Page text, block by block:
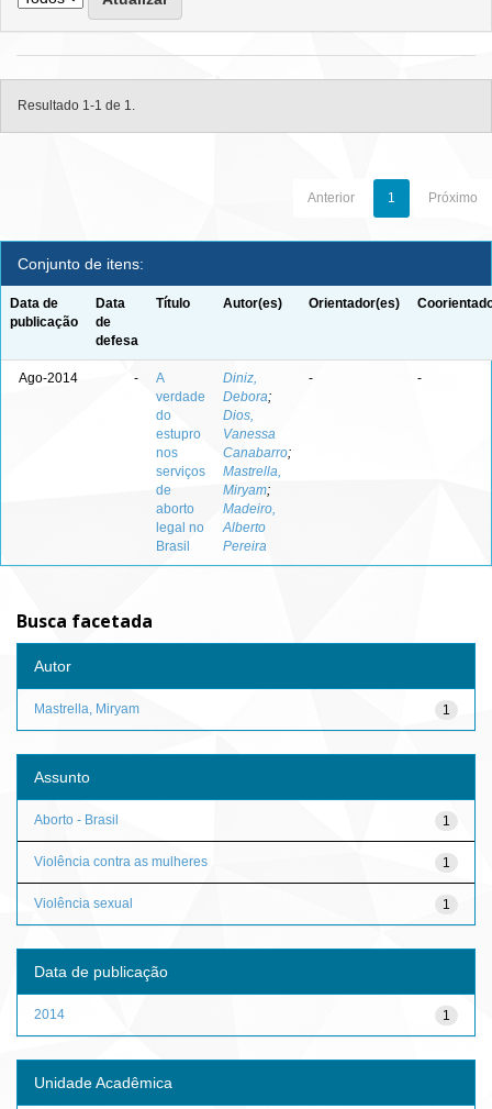
Resultado 1-1 de 1.
Anterior 1 Próximo
Conjunto de itens:
Data de
publicação
Data
de
defesa
Título Autor(es) Orientador(es)
Ago-2014 -
A
verdade
do
estupro
nos
serviços
de
aborto
legal no
Brasil
Diniz,
Debora;
Dios,
Vanessa
Canabarro;
Mastrella,
Miryam;
Madeiro,
Alberto
Pereira
- -
Busca facetada
Autor
1
Mastrella, Miryam
Assunto
1
Aborto - Brasil
1
Violência contra as mulheres
1
Violência sexual
Data de publicação
1
2014
Unidade Acadêmica